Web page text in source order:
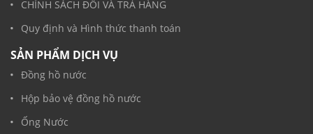
CHÍNH SÁCH ĐỔI VÀ TRẢ HÀNG
Quy định và Hình thức thanh toán
SẢN PHẨM DỊCH VỤ
Đồng hồ nước
Hộp bảo vệ đồng hồ nước
Ống Nước